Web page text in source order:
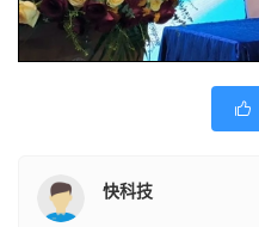

快科技